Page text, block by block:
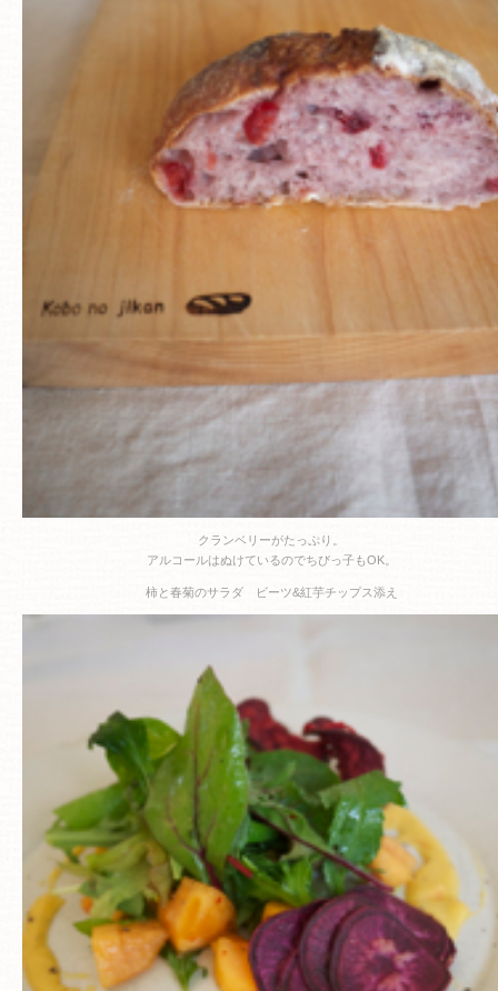
クランベリーがたっぷり。
アルコールはぬけているのでちびっ子もOK。
柿と春菊のサラダ ビーツ&紅芋チップス添え